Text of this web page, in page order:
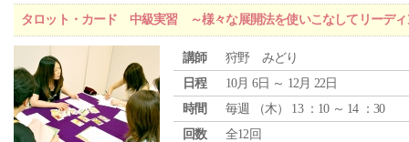
タロット・カード 中級実習 ～様々な展開法を使いこなしてリーディ
講師
狩野 みどり
日程
10月 6日 ～ 12月 22日
時間
毎週 （木） 13 ：10 ～ 14 ：30
回数
全12回